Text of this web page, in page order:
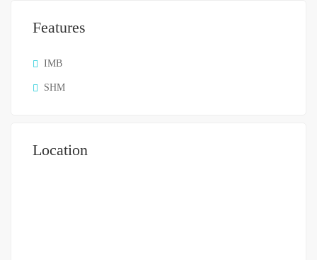
Features
IMB
SHM
Location